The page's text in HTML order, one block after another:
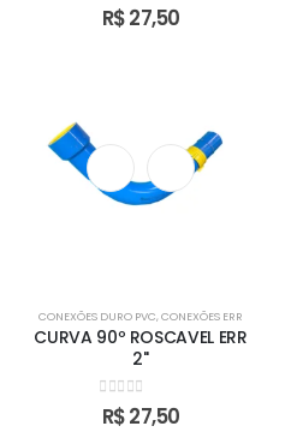
0out of 5
R$27,50
CONEXÕES DURO PVC,CONEXÕES ERR
CURVA 90º ROSCAVEL ERR
2''
0out of 5
R$27,50